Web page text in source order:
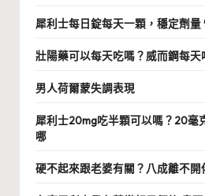
犀利士每日錠每天一顆，穩定劑量
壯陽藥可以每天吃嗎？威而鋼每天
男人荷爾蒙失調表現
犀利士20mg吃半顆可以嗎？20毫
哪
硬不起來跟老婆有關？八成離不開